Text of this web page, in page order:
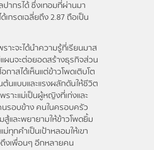
ากรได้ ซึ่งเทอมที่ผ่านมา
เกรดเฉลี่ยถึง 2.87 ถือเป็น
ะจะได้นำความรู้ที่เรียนมาส
ผนจะต่อยอดสร้างธุรกิจส่วน
กาสได้เห็นแต่ข้าวโพดเติบโต
ต้นแบบและแรงผลักดันให้ชีวิต
ราะแม่เป็นผู้หญิงที่เก่งและ
นรอบข้าง คนในครอบครัว
สู้และพยายามให้ข้าวโพดยิ้ม
ทุกคำเป็นเป้าหลอมให้เขา
งเพื่อนๆ อีกหลายคน